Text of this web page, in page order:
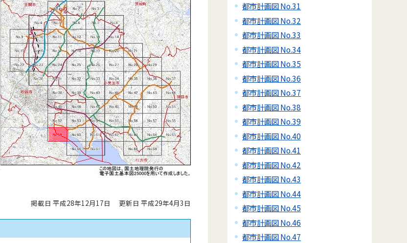
掲載日 平成28年12月17日 更新日 平成29年4月3日
都市計画図 No.31
都市計画図 No.32
都市計画図 No.33
都市計画図 No.34
都市計画図 No.35
都市計画図 No.36
都市計画図 No.37
都市計画図 No.38
都市計画図 No.39
都市計画図 No.40
都市計画図 No.41
都市計画図 No.42
都市計画図 No.43
都市計画図 No.44
都市計画図 No.45
都市計画図 No.46
都市計画図 No.47